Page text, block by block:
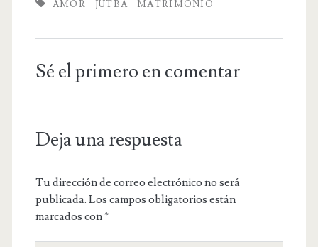
AMOR JUTBA MATRIMONIO
Sé el primero en comentar
Deja una respuesta
Tu dirección de correo electrónico no será
publicada. Los campos obligatorios están
marcados con*